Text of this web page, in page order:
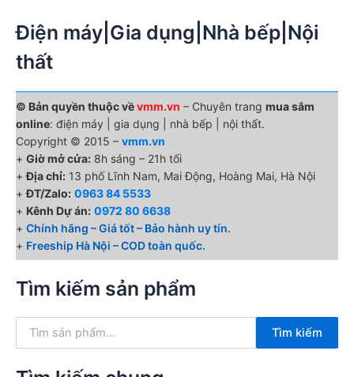
Điện máy|Gia dụng|Nhà bếp|Nội
thất
© Bản quyền thuộc vềvmm.vn – Chuyên trang mua sắm
online: điện máy | gia dụng | nhà bếp | nội thất.
Copyright © 2015 – vmm.vn
+ Giờ mở cửa: 8h sáng – 21h tối
+Địa chỉ: 13 phố Lĩnh Nam, Mai Động, Hoàng Mai, Hà Nội
+ĐT/Zalo: 0963 84 5533
+ Kênh Dự án: 0972 80 6638
+ Chính hãng – Giá tốt – Bảo hành uy tín.
+ Freeship Hà Nội – COD toàn quốc.
Tìm kiếm sản phẩm
k
Tìm kiếm